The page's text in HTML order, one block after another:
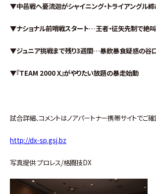
▼中邑戦へ憂流迦がシャイニング・トライアングル
▼ナショナル前哨戦スタート…王者・征矢先制で絶
▼ジュニア挑戦まで残り3週間…暴飲暴食疑惑の谷
▼『TEAM 2000 X』がやりたい放題の暴走始動
試合詳細、コメントはノアパートナー携帯サイトでご確
http://dx-sp.gsj.bz
写真提供 プロレス/格闘技DX